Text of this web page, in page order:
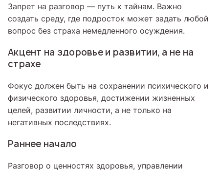
Запрет на разговор — путь к тайнам. Важно
создать среду, где подросток может задать любой
вопрос без страха немедленного осуждения.
Акцент на здоровье и развитии, а не на
страхе
Фокус должен быть на сохранении психического и
физического здоровья, достижении жизненных
целей, развитии личности, а не только на
негативных последствиях.
Раннее начало
Разговор о ценностях здоровья, управлении